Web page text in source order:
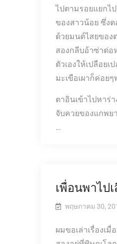
ไปตามรอยแยกไ
ของสาวน้อย ซึ่ง
ด้วยมนต์ไสยของ
สองกลีบอ้าซ่าต่อ
ตัวเองให้เปลือยเ
มะเขือเผาก็ค่อย
ตาอินเข้าไปหาร่
จับควยของแกพย
…
เพื่อนพาไป
พฤษภาคม 30,
ผมขอเล่าเรื่องเ